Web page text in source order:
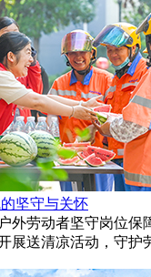
坚守与关怀
外劳动者坚守岗位保
展送清凉活动，守护